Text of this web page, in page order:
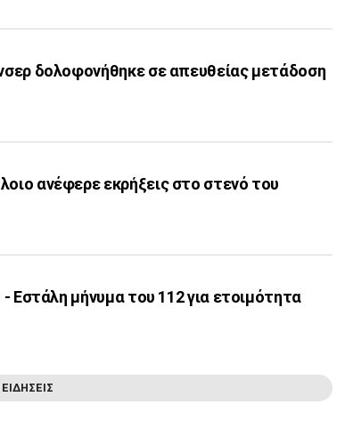
δολοφονήθηκε σε απευθείας μετάδοση
ανέφερε εκρήξεις στο στενό του
Εστάλη μήνυμα του 112 για ετοιμότητα